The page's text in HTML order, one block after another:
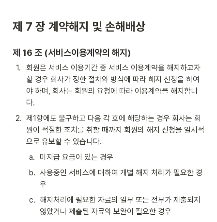
제 7 장 계약해지 및 손해배상
제 16 조 (서비스이용계약의 해지)
1.
회원은 서비스 이용기간 중 서비스 이용계약을 해지하고자
할 경우 회사가 정한 절차와 방식에 따라 해지 신청을 하여
야 하며, 회사는 회원의 요청에 따라 이용계약을 해지합니
다.
2. 제1항에도 불구하고 다음 각 호에 해당하는 경우 회사는 회
원이 적절한 조치를 취할 때까지 회원의 해지 신청을 일시적
으로 유보할 수 있습니다.
a.
미지급 요금이 있는 경우
b. 사용중인 서비스에 대하여 개별 해지 처리가 필요한 경
우
c. 해지처리에 필요한 자료의 일부 또는 전부가 제출되지
않았거나 제출된 자료의 보완이 필요한 경우